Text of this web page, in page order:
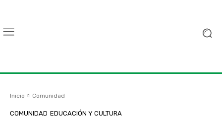
Inicio Comunidad
COMUNIDAD EDUCACIÓN Y CULTURA